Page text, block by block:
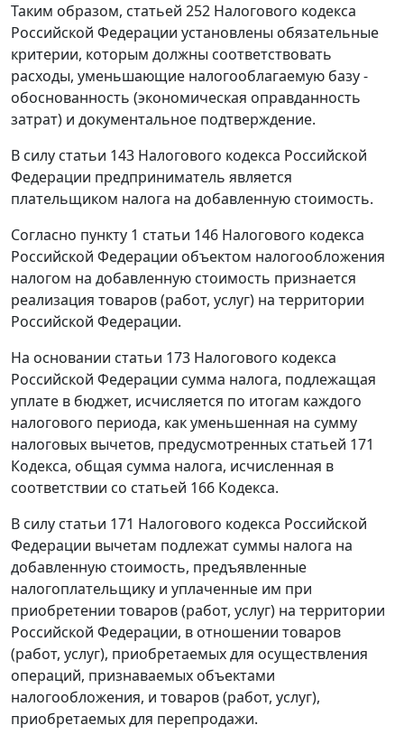
Таким образом, статьей 252 Налогового кодекса
Российской Федерации установлены обязательные
критерии, которым должны соответствовать
расходы, уменьшающие налогооблагаемую базу -
обоснованность (экономическая оправданность
затрат) и документальное подтверждение.
В силу статьи 143 Налогового кодекса Российской
Федерации предприниматель является
плательщиком налога на добавленную стоимость.
Согласно пункту 1 статьи 146 Налогового кодекса
Российской Федерации объектом налогообложения
налогом на добавленную стоимость признается
реализация товаров (работ, услуг) на территории
Российской Федерации.
На основании статьи 173 Налогового кодекса
Российской Федерации сумма налога, подлежащая
уплате в бюджет, исчисляется по итогам каждого
налогового периода, как уменьшенная на сумму
налоговых вычетов, предусмотренных статьей 171
Кодекса, общая сумма налога, исчисленная в
соответствии со статьей 166 Кодекса.
В силу статьи 171 Налогового кодекса Российской
Федерации вычетам подлежат суммы налога на
добавленную стоимость, предъявленные
налогоплательщику и уплаченные им при
приобретении товаров (работ, услуг) на территории
Российской Федерации, в отношении товаров
(работ, услуг), приобретаемых для осуществления
операций, признаваемых объектами
налогообложения, и товаров (работ, услуг),
приобретаемых для перепродажи.